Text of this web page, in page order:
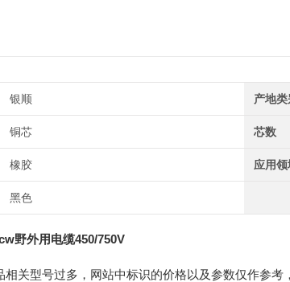
银顺 产地类
铜芯 芯数
橡胶 应用领
黑色
野外用电缆450/750V
相关型号过多，网站中标识的价格以及参数仅作参